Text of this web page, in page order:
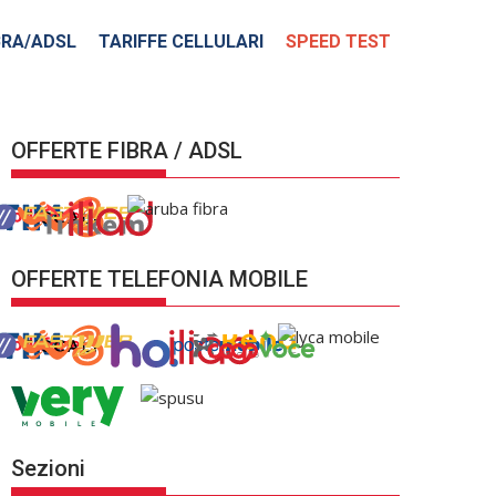
ADSL TARIFFE CELLULARI SPEED TEST
OFFERTE FIBRA / ADSL
OFFERTE TELEFONIA MOBILE
Sezioni